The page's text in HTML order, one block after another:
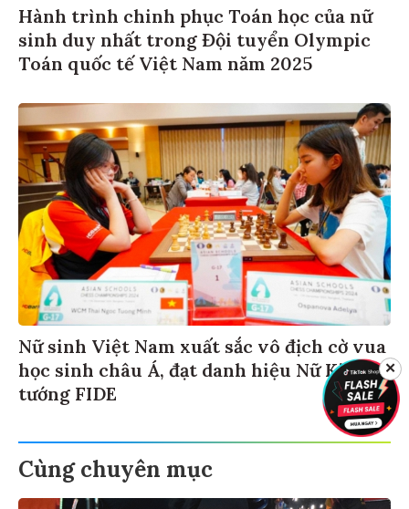
Hành trình chinh phục Toán học của nữ
sinh duy nhất trong Đội tuyển Olympic
Toán quốc tế Việt Nam năm 2025
Nữ sinh Việt Nam xuất sắc vô địch cờ vua
học sinh châu Á, đạt danh hiệu Nữ Kiện
tướng FIDE
Cùng chuyên mục
✕